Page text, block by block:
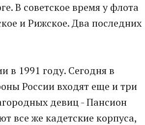
В советское время у флота
и Рижское. Два последних
в 1991 году. Сегодня в
России входят еще и три
девиц - Пансион
все же кадетские корпуса,